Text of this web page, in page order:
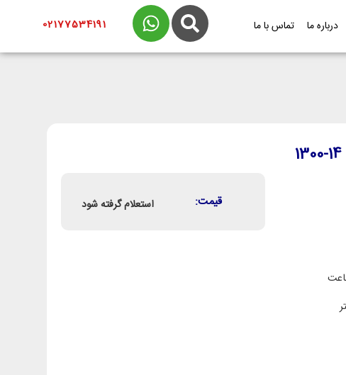
درباره ما تماس با ما 02177534191
قیمت: استعلام گرفته شود